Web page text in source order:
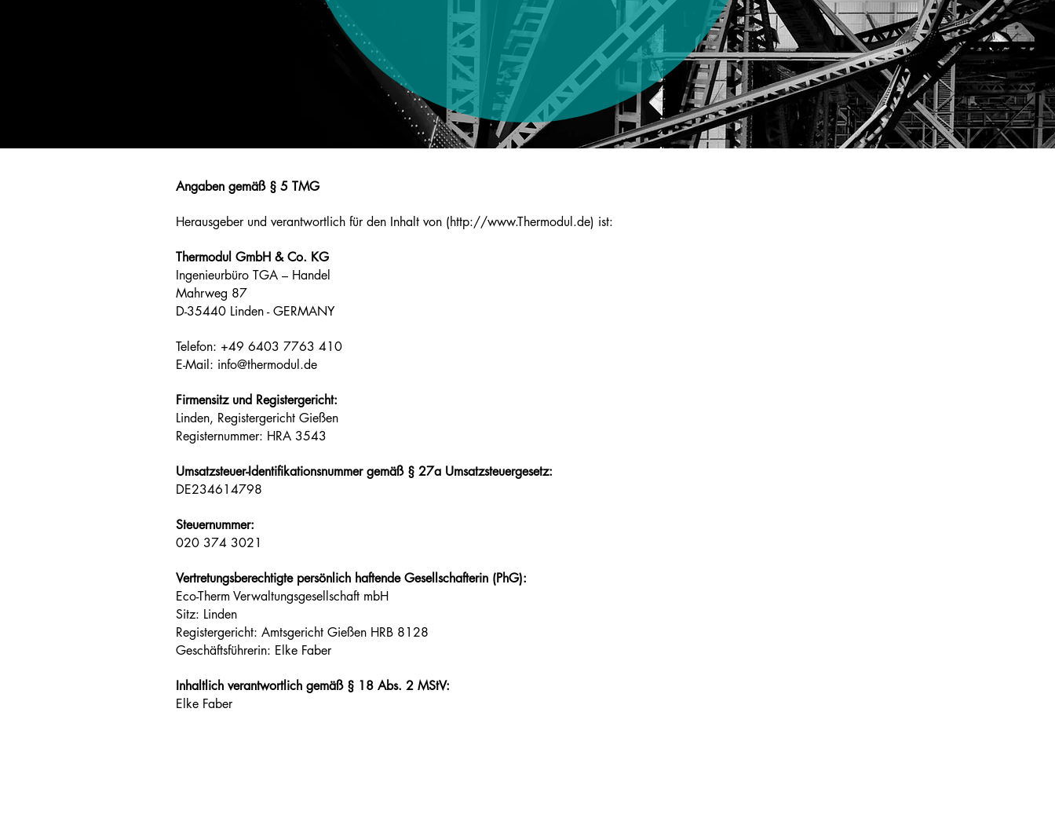
Angaben gemäß § 5 TMG
Herausgeber und verantwortlich für den Inhalt von (http://www.Thermodul.de) ist:
Thermodul GmbH & Co. KG
Ingenieurbüro TGA – Handel
Mahrweg 87
D-35440 Linden - GERMANY
Telefon: +49 6403 7763 410
E-Mail: info@thermodul.de
Firmensitz und Registergericht:
Linden, Registergericht Gießen
Registernummer: HRA 3543
Umsatzsteuer-Identifikationsnummer gemäß § 27a Umsatzsteuergesetz:
DE234614798
Steuernummer:
020 374 3021
Vertretungsberechtigte persönlich haftende Gesellschafterin (PhG):
Eco-Therm Verwaltungsgesellschaft mbH
Sitz: Linden
Registergericht: Amtsgericht Gießen HRB 8128
Geschäftsführerin: Elke Faber
Inhaltlich verantwortlich gemäß § 18 Abs. 2 MStV:
Elke Faber